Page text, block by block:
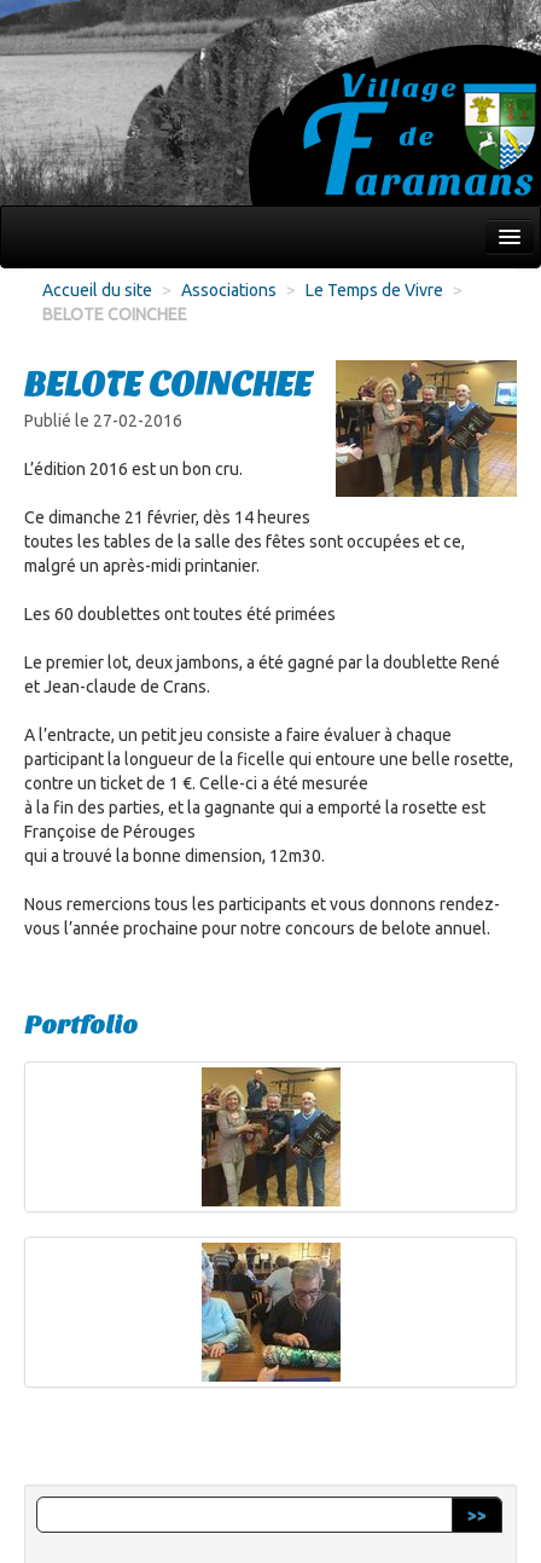
Écoles Jeunesse
Culture Loisirs
Associations
Environnement
Infos pratiques
Accueil du site > Associations > Le Temps de Vivre
>
BELOTE COINCHEE
BELOTE COINCHEE
Publié le 27-02-2016
L’édition 2016 est un bon cru.
Ce dimanche 21 février, dès 14 heures
toutes les tables de la salle des fêtes sont occupées et ce,
malgré un après-midi printanier.
Les 60 doublettes ont toutes été primées
Le premier lot, deux jambons, a été gagné par la doublette René
et Jean-claude de Crans.
A l’entracte, un petit jeu consiste a faire évaluer à chaque
participant la longueur de la ficelle qui entoure une belle rosette,
contre un ticket de 1 €. Celle-ci a été mesurée
à la fin des parties, et la gagnante qui a emporté la rosette est
Françoise de Pérouges
qui a trouvé la bonne dimension, 12m30.
Nous remercions tous les participants et vous donnons rendez-
vous l’année prochaine pour notre concours de belote annuel.
Portfolio
>>